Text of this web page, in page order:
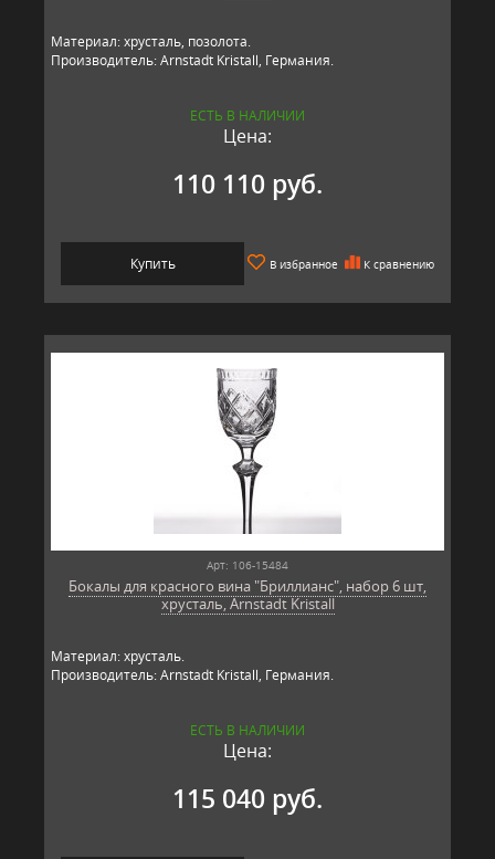
Материал: хрусталь, позолота.
Производитель: Arnstadt Kristall, Германия.
ЕСТЬ В НАЛИЧИИ
Цена:
110 110 руб.
Купить В избранное К сравнению
Арт: 106-15484
Бокалы для красного вина "Бриллианс", набор 6 шт,
хрусталь, Arnstadt Kristall
Материал: хрусталь.
Производитель: Arnstadt Kristall, Германия.
ЕСТЬ В НАЛИЧИИ
Цена:
115 040 руб.